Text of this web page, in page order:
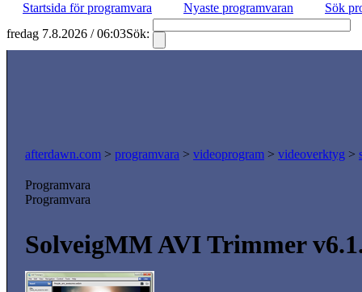
Startsida för programvara
Nyaste programvaran
Sök
fredag 7.8.2026 / 06:03Sök:
afterdawn.com > programvara > videoprogram > videoverktyg >
Programvara
Programvara
SolveigMM AVI Trimmer